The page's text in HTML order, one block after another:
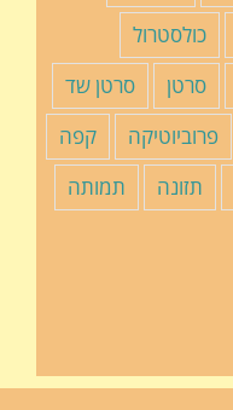
כולסטרול
סרטן
סרטן שד
פרוביוטיקה
קפה
תזונה תמותה